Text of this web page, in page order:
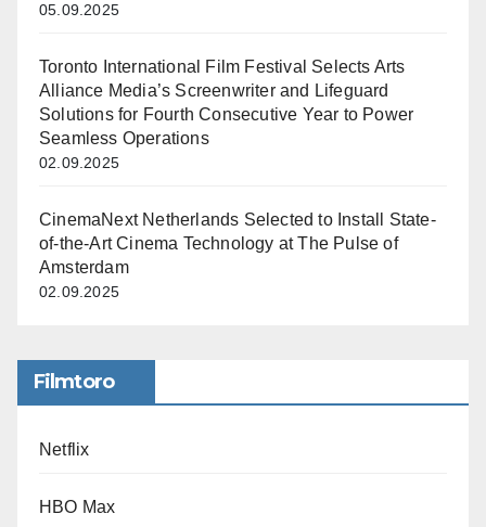
05.09.2025
Toronto International Film Festival Selects Arts
Alliance Media’s Screenwriter and Lifeguard
Solutions for Fourth Consecutive Year to Power
Seamless Operations
02.09.2025
CinemaNext Netherlands Selected to Install State-
of-the-Art Cinema Technology at The Pulse of
Amsterdam
02.09.2025
Filmtoro
Netflix
HBO Max